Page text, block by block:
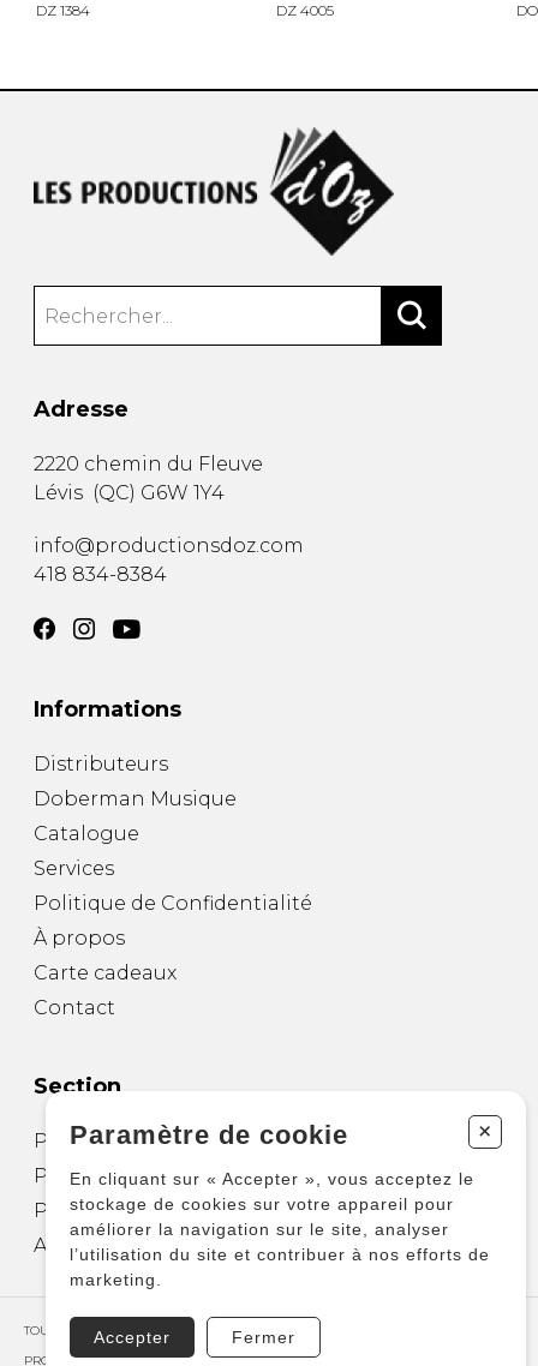
DZ 1384
DZ 4005
Adresse
2220 chemin du Fleuve
Lévis (QC) G6W 1Y4
info@productionsdoz.com
418 834-8384
Informations
Distributeurs
Doberman Musique
Catalogue
Services
Politique de Confidentialité
À propos
Carte cadeaux
Contact
Section
Partitions pour guitare
Partitions pour autres instruments
Partitions pour ensembles
Autres produits
TOUS DROITS RÉSERVÉS © COPYRIGHT 2026 – PRODUCTIONS D'OZ
PROPULSÉ PAR
Paramètre de cookie +
En cliquant sur « Accepter », vous acceptez le
stockage de cookies sur votre appareil pour
améliorer la navigation sur le site, analyser
l’utilisation du site et contribuer à nos efforts de
marketing.
Accepter Fermer